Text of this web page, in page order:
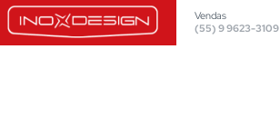
Vendas
(55) 9 9623-3109